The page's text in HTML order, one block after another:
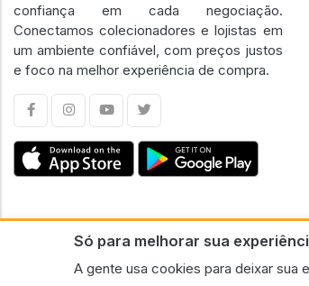
Só para melhorar sua
A gente usa cookies para deixar sua
confiança em cada negociação.
Conectamos colecionadores e lojistas em
um ambiente confiável, com preços justos
e foco na melhor experiência de compra.
CNPJ n.º 30.220.458/0001-17 - GERAL GEEK PORTAL